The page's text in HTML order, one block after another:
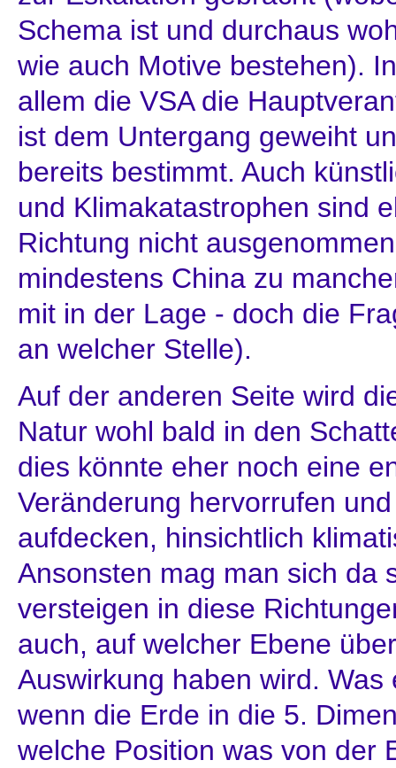
Schema ist und durchaus
wie auch Motive bestehen).
allem die VSA die
ist dem Untergang geweiht
bereits bestimmt. Auch
und Klimakatastrophen sind
Richtung nicht
mindestens China zu
mit in der Lage - doch die
an welcher Stelle).
Auf der anderen Seite wird
Natur wohl bald in den
dies könnte eher noch eine
Veränderung hervorrufen
aufdecken, hinsichtlich
Ansonsten mag man sich da
versteigen in diese
auch, auf welcher Ebene
Auswirkung haben wird.
wenn die Erde in die 5.
welche Position was von der